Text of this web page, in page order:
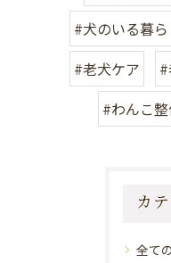
#犬のいる暮ら
#老犬ケア
#わんこ
カ
全て